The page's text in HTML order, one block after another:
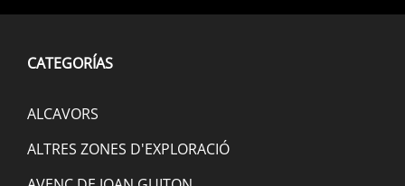
CATEGORÍAS
ALCAVORS
ALTRES ZONES D'EXPLORACIÓ